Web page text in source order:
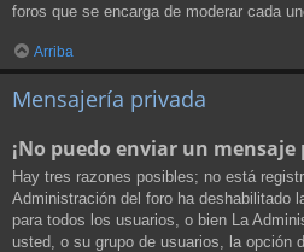
foros que se encarga de moderar cada
Arriba
Mensajería privada
¡No puedo enviar un mensaje
Hay tres razones posibles; no está
Administración del foro ha deshabilitado
para todos los usuarios, o bien La
usted, o su grupo de usuarios, la opción